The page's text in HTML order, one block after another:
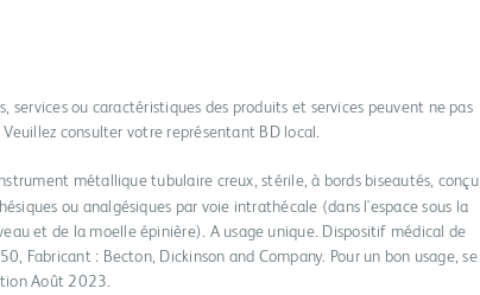
services ou caractéristiques des produits et services peuvent ne pas
consulter votre représentant BD local.
métallique tubulaire creux, stérile, à bords biseautés, conçu
ou analgésiques par voie intrathécale (dans l'espace sous la
et de la moelle épinière). A usage unique. Dispositif médical de
Fabricant : Becton, Dickinson and Company. Pour un bon usage, se
Août 2023.